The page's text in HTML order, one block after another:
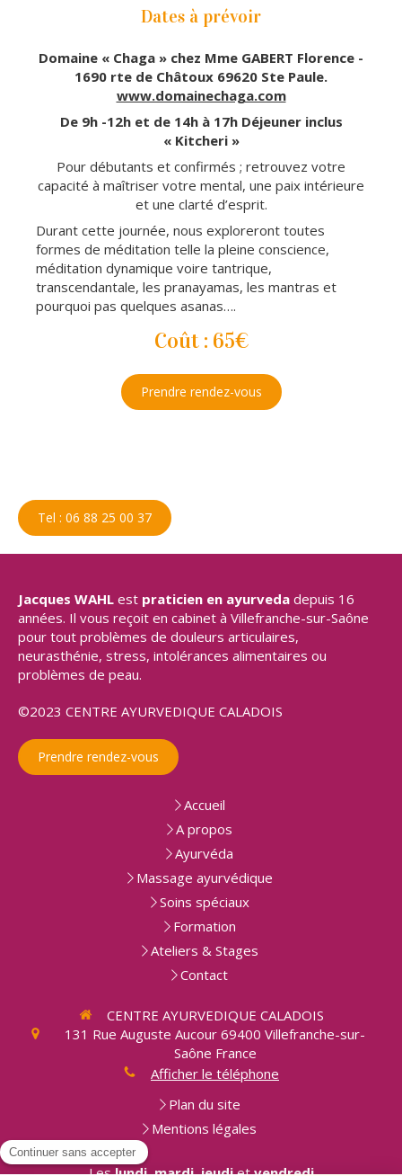
Dates à prévoir
Domaine « Chaga » chez Mme GABERT Florence -
1690 rte de Châtoux 69620 Ste Paule.
www.domainechaga.com
De 9h -12h et de 14h à 17h Déjeuner inclus
« Kitcheri »
Pour débutants et confirmés ; retrouvez votre
capacité à maîtriser votre mental, une paix intérieure
et une clarté d’esprit.
Durant cette journée, nous exploreront toutes
formes de méditation telle la pleine conscience,
méditation dynamique voire tantrique,
transcendantale, les pranayamas, les mantras et
pourquoi pas quelques asanas….
Coût : 65€
Prendre rendez-vous
Tel : 06 88 25 00 37
Jacques WAHL est praticien en ayurveda depuis 16
années. Il vous reçoit en cabinet à Villefranche-sur-Saône
pour tout problèmes de douleurs articulaires,
neurasthénie, stress, intolérances alimentaires ou
problèmes de peau.
©2023 CENTRE AYURVEDIQUE CALADOIS
Prendre rendez-vous
Accueil
A propos
Ayurvéda
Massage ayurvédique
Soins spéciaux
Formation
Ateliers & Stages
Contact
CENTRE AYURVEDIQUE CALADOIS
131 Rue Auguste Aucour 69400 Villefranche-sur-
Saône France
Afficher le téléphone
Plan du site
Mentions légales
Leslundi,mardi,jeudietvendredi